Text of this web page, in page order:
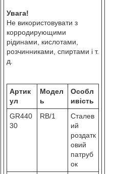
Увага!
Не використовувати з
корродирующими
рідинами, кислотами,
розчинниками, спиртами і т.
д.
Артик
ул
Модел
ь
Особл
ивість
GR440
30
RB/1
Сталев
ий
роздатк
овий
патруб
ок